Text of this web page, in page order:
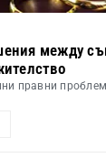
между
правни